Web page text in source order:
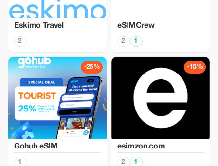
Eskimo Travel
2
eSIMCrew
2 1
-25%
Gohub eSIM
1
-15%
esimzon.com
2 1